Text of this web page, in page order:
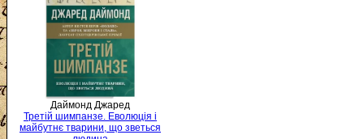
Даймонд Джаред
Третій шимпанзе. Еволюція і
майбутнє тварини, що зветься